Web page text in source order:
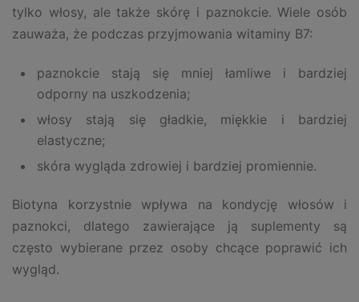
tylko włosy, ale także skórę i paznokcie. Wiele osób
zauważa, że podczas przyjmowania witaminy B7:
paznokcie stają się mniej łamliwe i bardziej
odporny na uszkodzenia;
włosy stają się gładkie, miękkie i bardziej
elastyczne;
skóra wygląda zdrowiej i bardziej promiennie.
Biotyna korzystnie wpływa na kondycję włosów i
paznokci, dlatego zawierające ją suplementy są
często wybierane przez osoby chcące poprawić ich
wygląd.